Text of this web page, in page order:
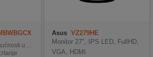
učenja
Asus VZ279HE
Monitor 27", IPS LED, FullHD,
VGA, HDMI